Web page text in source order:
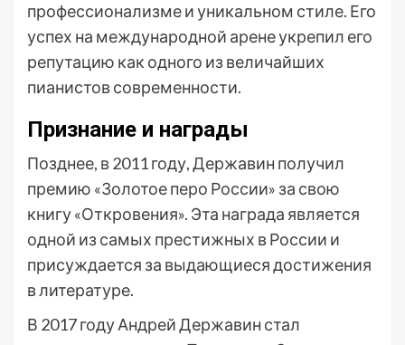
профессионализме и уникальном стиле. Его
успех на международной арене укрепил его
репутацию как одного из величайших
пианистов современности.
Признание и награды
Позднее, в 2011 году, Державин получил
премию «Золотое перо России» за свою
книгу «Откровения». Эта награда является
одной из самых престижных в России и
присуждается за выдающиеся достижения
в литературе.
В 2017 году Андрей Державин стал